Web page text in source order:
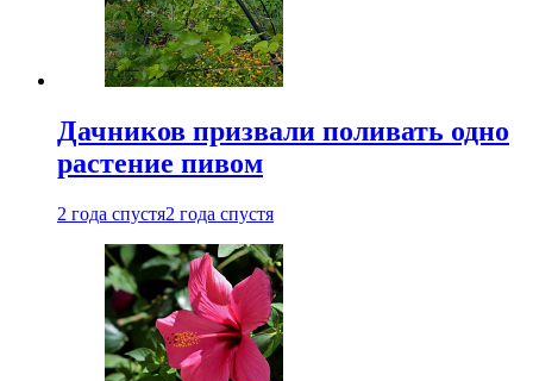
Дачников призвали поливать одно
растение пивом
2 года спустя2 года спустя